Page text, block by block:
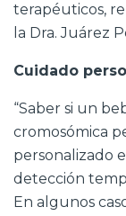
terapéuticos,
la Dra. Juárez
Cuidado
“Saber si un
cromosómica
personalizado
detección
En algunos